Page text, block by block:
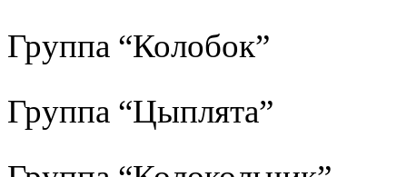
Группа “Колобок”
Группа “Цыплята”